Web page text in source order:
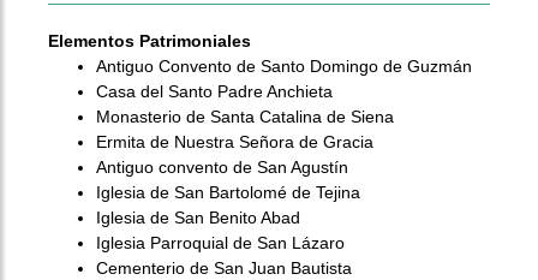
Elementos Patrimoniales
Antiguo Convento de Santo Domingo de Guzmán
Casa del Santo Padre Anchieta
Monasterio de Santa Catalina de Siena
Ermita de Nuestra Señora de Gracia
Antiguo convento de San Agustín
Iglesia de San Bartolomé de Tejina
Iglesia de San Benito Abad
Iglesia Parroquial de San Lázaro
Cementerio de San Juan Bautista